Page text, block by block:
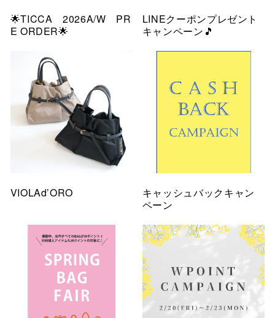
🌟TICCA 2026A/W PR
E ORDER🌟
LINEクーポンプレゼント
キャンペーン🎵
VIOLAd’ORO
キャッシュバックキャン
ペーン